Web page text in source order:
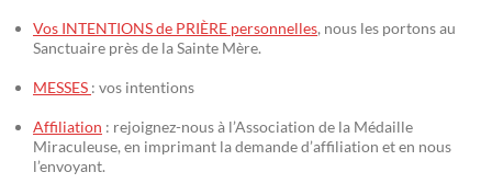
Vos INTENTIONS de PRIÈRE personnelles, nous les portons au
Sanctuaire près de la Sainte Mère.
MESSES : vos intentions
Affiliation : rejoignez-nous à l’Association de la Médaille
Miraculeuse, en imprimant la demande d’affiliation et en nous
l’envoyant.